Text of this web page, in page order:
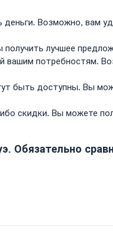
Возможно, вам
лучшее
вашим потребностям.
быть доступны. Вы
скидки. Вы можете
Обязательно